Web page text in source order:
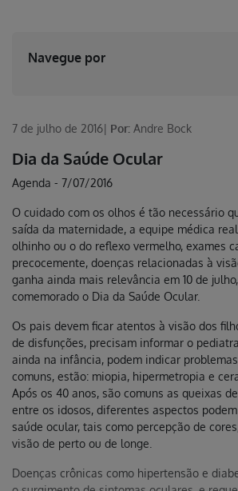
Navegue por
7 de julho de 2016| Por: Andre Bock
Dia da Saúde Ocular
Agenda - 7/07/2016
O cuidado com os olhos é tão necessário
saída da maternidade, a equipe médica
olhinho ou o do reflexo vermelho, exames
precocemente, doenças relacionadas à
ganha ainda mais relevância em 10 de
comemorado o Dia da Saúde Ocular.
Os pais devem ficar atentos à visão dos
de disfunções, precisam informar o
ainda na infância, podem indicar
comuns, estão: miopia, hipermetropia e
Após os 40 anos, são comuns as queixas
entre os idosos, diferentes aspectos
saúde ocular, tais como percepção de
visão de perto ou de longe.
Doenças crônicas como hipertensão e